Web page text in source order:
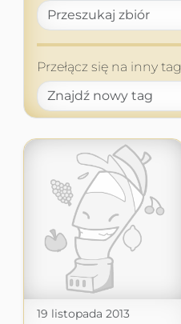
Przełącz się na inny tag
19 listopada 2013